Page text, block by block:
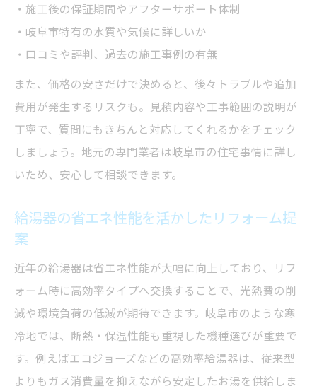
・施工後の保証期間やアフターサポート体制
・岐阜市特有の水質や気候に詳しいか
・口コミや評判、過去の施工事例の有無
また、価格の安さだけで決めると、後々トラブルや追加
費用が発生するリスクも。見積内容や工事範囲の説明が
丁寧で、質問にもきちんと対応してくれるかをチェック
しましょう。地元の専門業者は岐阜市の住宅事情に詳し
いため、安心して相談できます。
給湯器の省エネ性能を活かしたリフォーム提
案
近年の給湯器は省エネ性能が大幅に向上しており、リフ
ォーム時に高効率タイプへ交換することで、光熱費の削
減や環境負荷の低減が期待できます。岐阜市のような寒
冷地では、断熱・保温性能も重視した機種選びが重要で
す。例えばエコジョーズなどの高効率給湯器は、従来型
よりもガス消費量を抑えながら安定したお湯を供給しま